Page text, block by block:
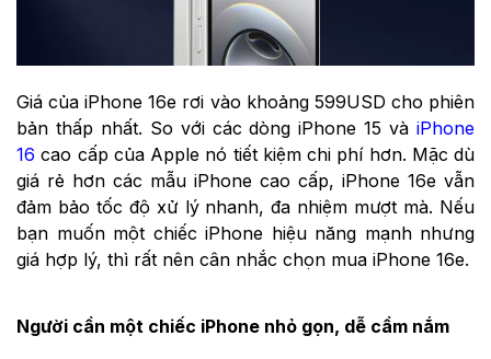
Giá của iPhone 16e rơi vào khoảng 599USD cho phiên
bản thấp nhất. So với các dòng iPhone 15 và iPhone
16 cao cấp của Apple nó tiết kiệm chi phí hơn. Mặc dù
giá rẻ hơn các mẫu iPhone cao cấp, iPhone 16e vẫn
đảm bảo tốc độ xử lý nhanh, đa nhiệm mượt mà. Nếu
bạn muốn một chiếc iPhone hiệu năng mạnh nhưng
giá hợp lý, thì rất nên cân nhắc chọn mua iPhone 16e.
Người cần một chiếc iPhone nhỏ gọn, dễ cầm nắm